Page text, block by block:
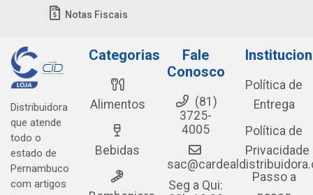
Notas Fiscais
Distribuidora
que atende
todo o
estado de
Pernambuco
com artigos
Categorias
Alimentos
Bebidas
Fale
Conosco
(81)
3725-
4005
Seg a Qui:
Política de
Entrega
Política de
Privacidade
Passo a